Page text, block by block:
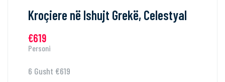
Kroçiere në Ishujt Grekë, Celestyal
€619
Personi
6 Gusht €619